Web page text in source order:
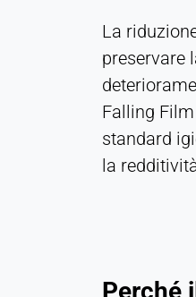
La
preservare
Falling
standard
la
cookie_consenso
Name:
consenso
Provider:
Heat Transfer
Purpose: